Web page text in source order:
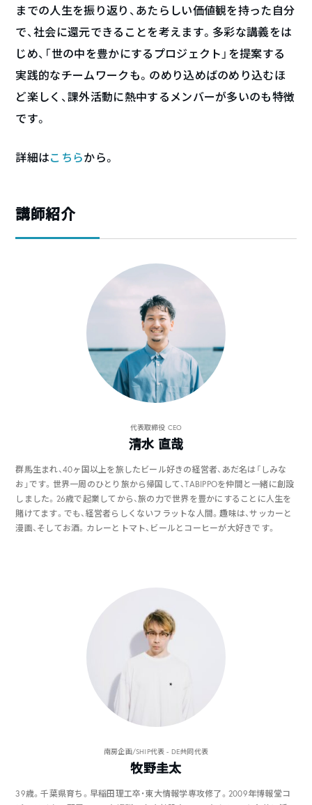
までの人生を振り返り、あたらしい価値観を持った自分
で、社会に還元できることを考えます。多彩な講義をは
じめ、「世の中を豊かにするプロジェクト」を提案する
実践的なチームワークも。のめり込めばのめり込むほ
ど楽しく、課外活動に熱中するメンバーが多いのも特徴
です。
詳細はこちらから。
講師紹介
代表取締役 CEO
清水 直哉
群馬生まれ、40ヶ国以上を旅したビール好きの経営者、あだ名は「しみな
お」です。世界一周のひとり旅から帰国して、TABIPPOを仲間と一緒に創設
しました。26歳で起業してから、旅の力で世界を豊かにすることに人生を
賭けてます。でも、経営者らしくないフラットな人間。趣味は、サッカーと
漫画、そしてお酒。カレーとトマト、ビールとコーヒーが大好きです。
南房企画/SHIP代表 - DE共同代表
牧野圭太
39歳。千葉県育ち。早稲田理工卒・東大情報学専攻修了。2009年博報堂コ